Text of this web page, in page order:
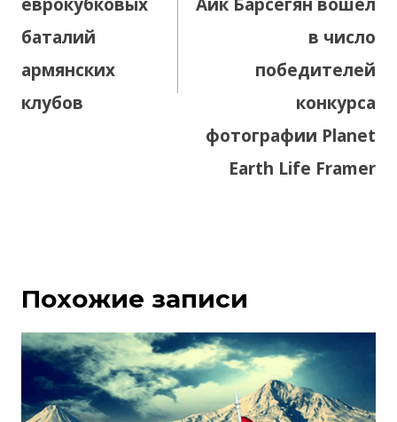
баталий
армянских
клубов
в число
победителей
конкурса
фотографии Planet
Earth Life Framer
Похожие записи